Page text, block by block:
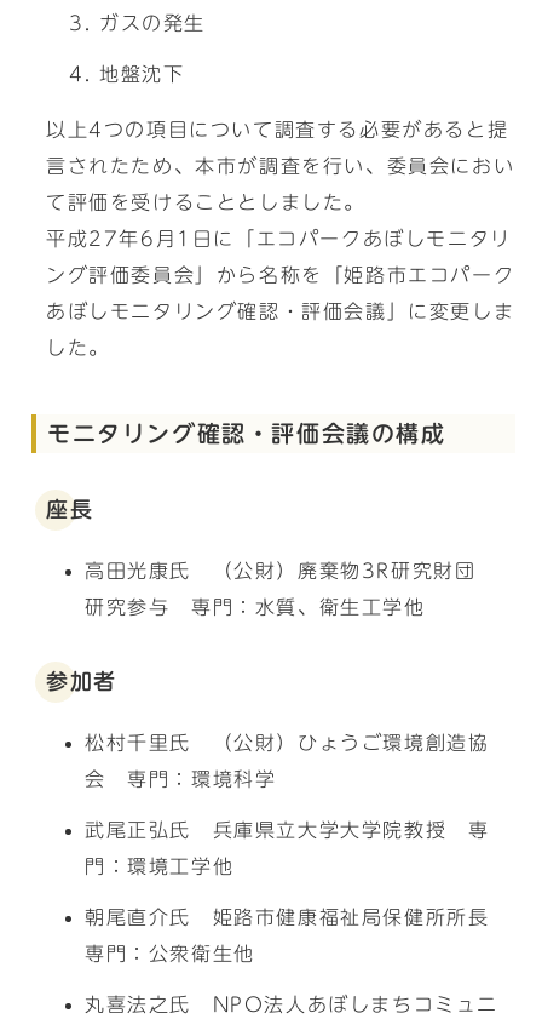
ガスの発生
地盤沈下
以上4つの項目について調査する必要があると提
言されたため、本市が調査を行い、委員会におい
て評価を受けることとしました。
平成27年6月1日に「エコパークあぼしモニタリ
ング評価委員会」から名称を「姫路市エコパーク
あぼしモニタリング確認・評価会議」に変更しま
した。
モニタリング確認・評価会議の構成
座長
高田光康氏 （公財）廃棄物3R研究財団
研究参与 専門：水質、衛生工学他
参加者
松村千里氏 （公財）ひょうご環境創造協
会 専門：環境科学
武尾正弘氏 兵庫県立大学大学院教授 専
門：環境工学他
朝尾直介氏 姫路市健康福祉局保健所所長
専門：公衆衛生他
丸喜法之氏 NPO法人あぼしまちコミュニ